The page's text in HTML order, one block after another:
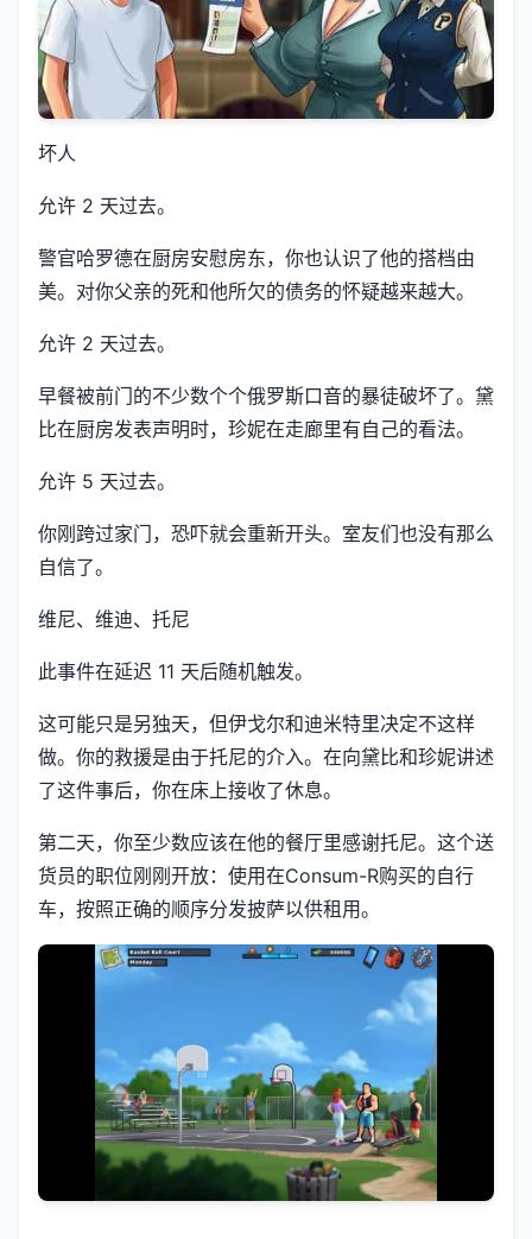
坏人
允许 2 天过去。
警官哈罗德在厨房安慰房东，你也认识了他的搭档由
美。对你父亲的死和他所欠的债务的怀疑越来越大。
允许 2 天过去。
早餐被前门的不少数个个俄罗斯口音的暴徒破坏了。黛
比在厨房发表声明时，珍妮在走廊里有自己的看法。
允许 5 天过去。
你刚跨过家门，恐吓就会重新开头。室友们也没有那么
自信了。
维尼、维迪、托尼
此事件在延迟 11 天后随机触发。
这可能只是另独天，但伊戈尔和迪米特里决定不这样
做。你的救援是由于托尼的介入。在向黛比和珍妮讲述
了这件事后，你在床上接收了休息。
第二天，你至少数应该在他的餐厅里感谢托尼。这个送
货员的职位刚刚开放：使用在Consum-R购买的自行
车，按照正确的顺序分发披萨以供租用。